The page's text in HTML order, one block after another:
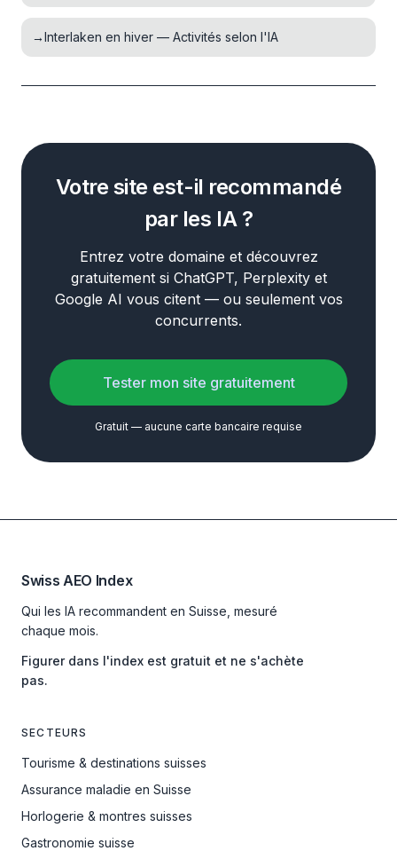
→Interlaken en hiver — Activités selon l'IA
Votre site est-il recommandé
par les IA ?
Entrez votre domaine et découvrez
gratuitement si ChatGPT, Perplexity et
Google AI vous citent — ou seulement vos
concurrents.
Tester mon site gratuitement
Gratuit — aucune carte bancaire requise
Swiss AEO Index
Qui les IA recommandent en Suisse, mesuré
chaque mois.
Figurer dans l'index est gratuit et ne s'achète
pas.
SECTEURS
Tourisme & destinations suisses
Assurance maladie en Suisse
Horlogerie & montres suisses
Gastronomie suisse